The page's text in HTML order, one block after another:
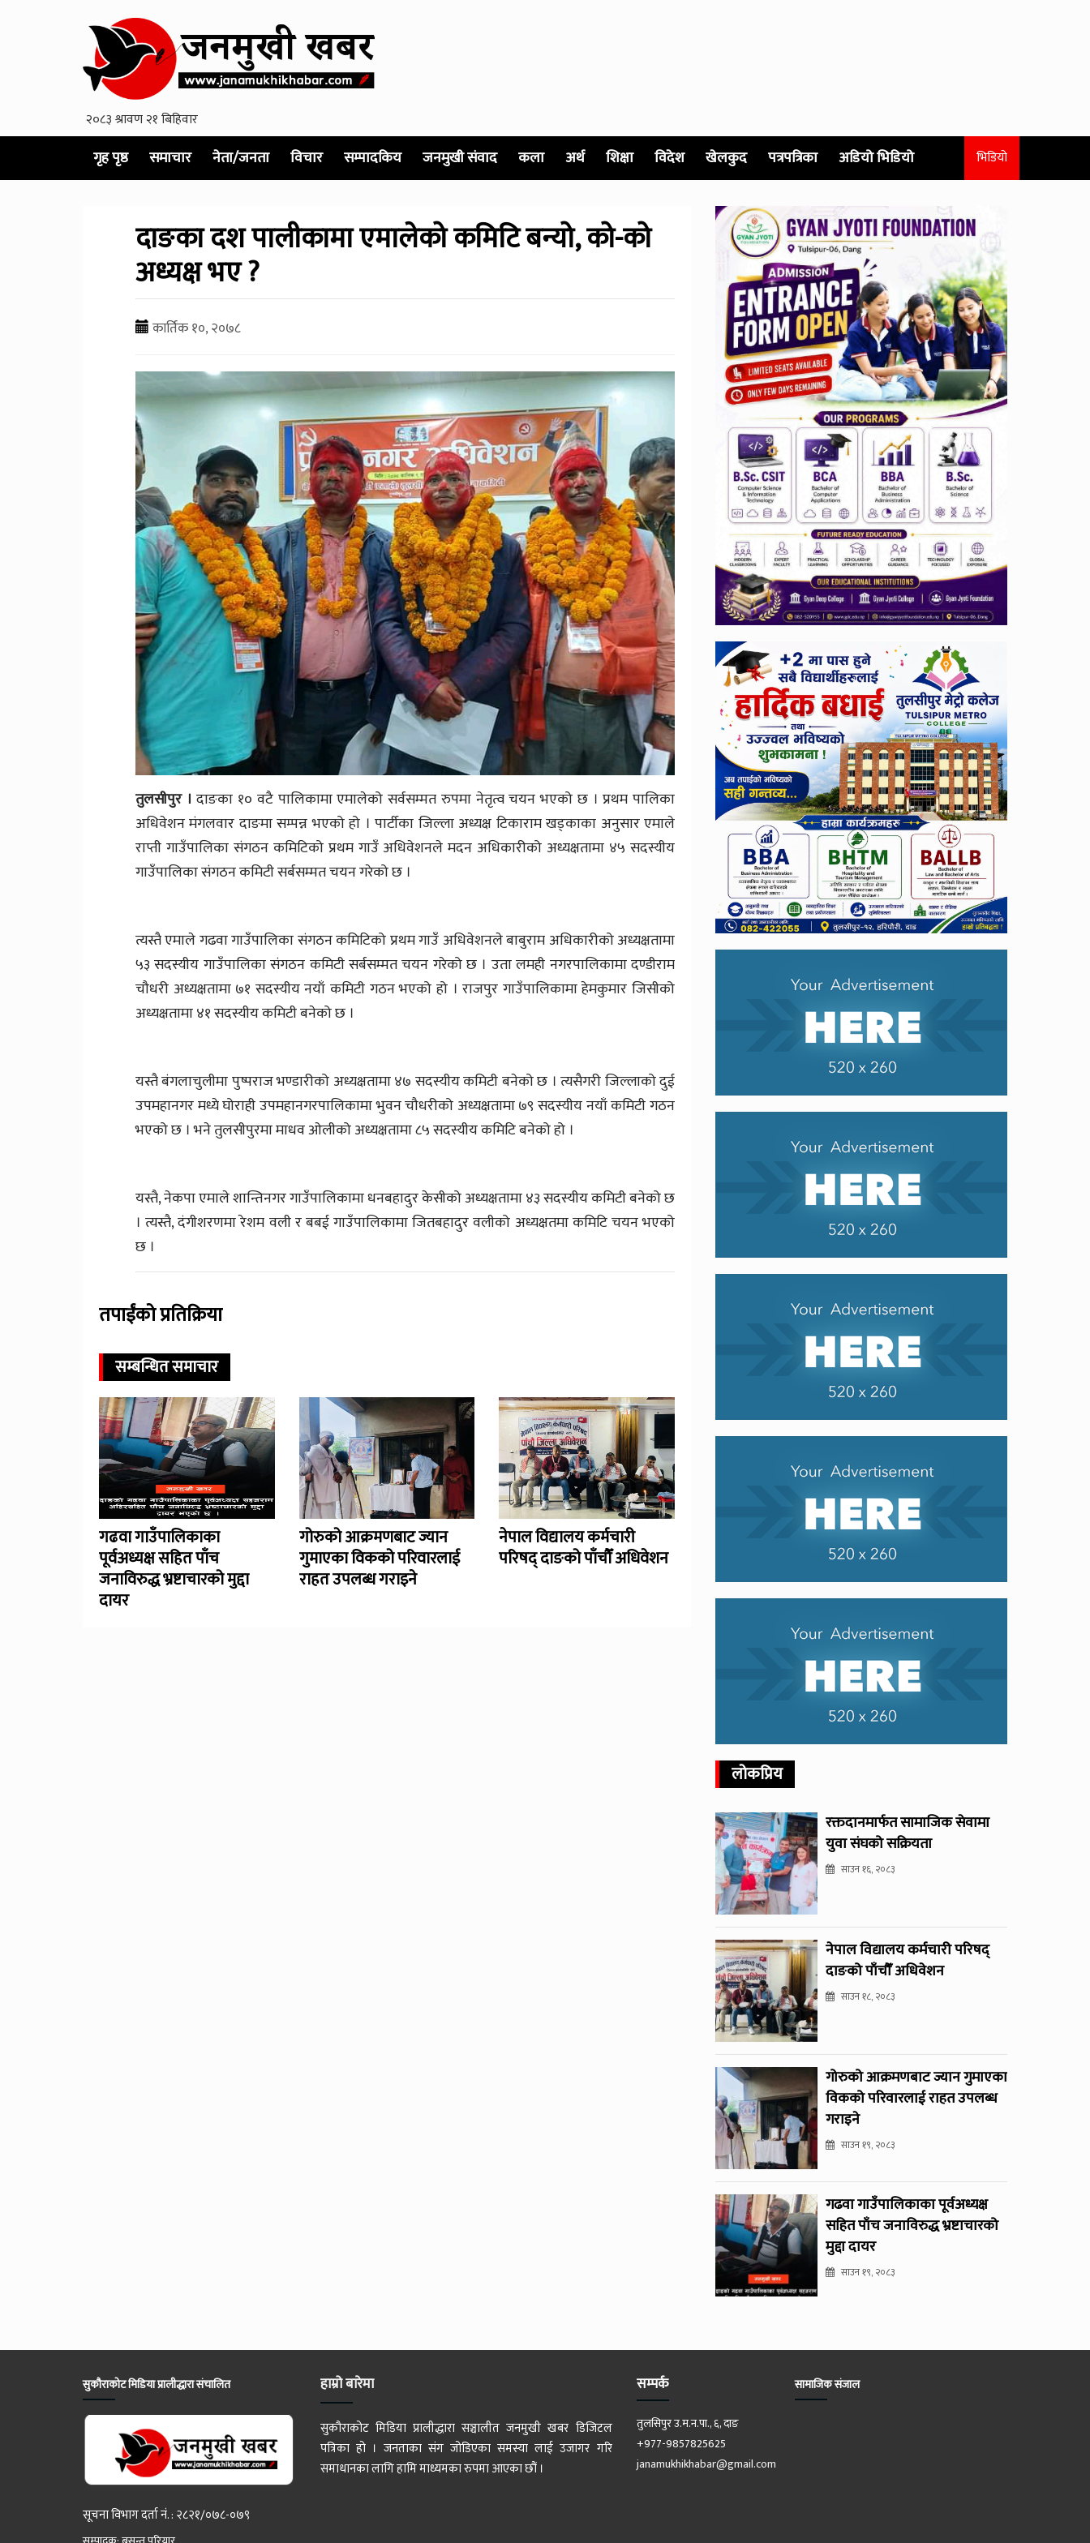
गृह पृष्ठ समाचार नेता/जनता विचार सम्पादकिय जनमुखी संवाद कला अर्थ शिक्षा विदेश खेलकुद पत्रपत्रिका अडियो भिडियो भिडियो
दाङका दश पालीकामा एमालेको कमिटि बन्यो, को-को
अध्यक्ष भए ?
कार्तिक १०, २०७८
तुलसीपुर ।दाङका १० वटै पालिकामा एमालेको सर्वसम्मत रुपमा नेतृत्व चयन भएको छ । प्रथम पालिका
अधिवेशन मंगलवार दाङमा सम्पन्न भएको हो । पार्टीका जिल्ला अध्यक्ष टिकाराम खड्काका अनुसार एमाले
राप्ती गाउँपालिका संगठन कमिटिको प्रथम गाउँ अधिवेशनले मदन अधिकारीको अध्यक्षतामा ४५ सदस्यीय
गाउँपालिका संगठन कमिटी सर्बसम्मत चयन गरेको छ ।
त्यस्तै एमाले गढवा गाउँपालिका संगठन कमिटिको प्रथम गाउँ अधिवेशनले बाबुराम अधिकारीको अध्यक्षतामा
५३ सदस्यीय गाउँपालिका संगठन कमिटी सर्बसम्मत चयन गरेको छ । उता लमही नगरपालिकामा दण्डीराम
चौधरी अध्यक्षतामा ७१ सदस्यीय नयाँ कमिटी गठन भएको हो । राजपुर गाउँपालिकामा हेमकुमार जिसीको
अध्यक्षतामा ४१ सदस्यीय कमिटी बनेको छ ।
यस्तै बंगलाचुलीमा पुष्पराज भण्डारीको अध्यक्षतामा ४७ सदस्यीय कमिटी बनेको छ । त्यसैगरी जिल्लाको दुई
उपमहानगर मध्ये घोराही उपमहानगरपालिकामा भुवन चौधरीको अध्यक्षतामा ७९ सदस्यीय नयाँ कमिटी गठन
भएको छ । भने तुलसीपुरमा माधव ओलीको अध्यक्षतामा ८५ सदस्यीय कमिटि बनेको हो ।
यस्तै, नेकपा एमाले शान्तिनगर गाउँपालिकामा धनबहादुर केसीको अध्यक्षतामा ४३ सदस्यीय कमिटी बनेको छ
। त्यस्तै, दंगीशरणमा रेशम वली र बबई गाउँपालिकामा जितबहादुर वलीको अध्यक्षतमा कमिटि चयन भएको
छ ।
तपाईंको प्रतिक्रिया
सम्बन्धित समाचार
गढवा गाउँपालिकाका
पूर्वअध्यक्ष सहित पाँच
जनाविरुद्ध भ्रष्टाचारको मुद्दा
दायर
गोरुको आक्रमणबाट ज्यान
गुमाएका विकको परिवारलाई
राहत उपलब्ध गराइने
नेपाल विद्यालय कर्मचारी
परिषद् दाङको पाँचौँ अधिवेशन
लोकप्रिय
रक्तदानमार्फत सामाजिक सेवामा
युवा संघको सक्रियता
साउन १६, २०८३
नेपाल विद्यालय कर्मचारी परिषद्
दाङको पाँचौँ अधिवेशन
साउन १८, २०८३
गोरुको आक्रमणबाट ज्यान गुमाएका
विकको परिवारलाई राहत उपलब्ध
गराइने
साउन १९, २०८३
गढवा गाउँपालिकाका पूर्वअध्यक्ष
सहित पाँच जनाविरुद्ध भ्रष्टाचारको
मुद्दा दायर
साउन १९, २०८३
सुकौराकोट मिडिया प्रालीद्धारा संचालित
सूचना विभाग दर्ता नं. : २८२१/०७८-०७९
हाम्रो बारेमा
सुकौराकोट मिडिया प्रालीद्धारा सञ्चालीत जनमुखी खबर डिजिटल
पत्रिका हो । जनताका संग जोडिएका समस्या लाई उजागर गरि
समाधानका लागि हामि माध्यमका रुपमा आएका छौं ।
सम्पर्क
तुलसिपुर उ.म.न.पा., ६, दाङ
+977-9857825625
janamukhikhabar@gmail.com
सामाजिक संजाल